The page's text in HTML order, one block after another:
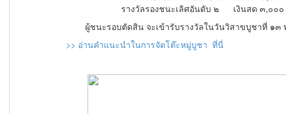
รางวัลรองชนะเลิศอันดับ ๒ เงินสด ๓,๐๐๐
ผู้ชนะรอบตัดสิน จะเข้ารับรางวัลในวันวิสาขบูชาที่ ๑๓
>> อ่านคำแนะนำในการจัดโต๊ะหมู่บูชา ที่นี่